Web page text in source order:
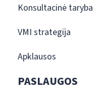
Konsultacinė taryba
VMI strategija
Apklausos
PASLAUGOS